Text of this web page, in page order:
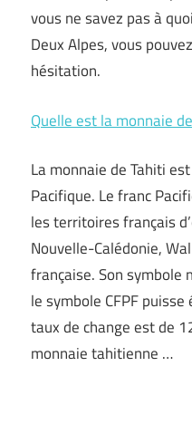
vous ne savez pas à
Deux Alpes, vous
hésitation.
Quelle est la monnaie
La monnaie de Tahiti
Pacifique. Le franc
les territoires français
Nouvelle-Calédonie,
française. Son symbole
le symbole CFPF
taux de change est de
monnaie tahitienne …